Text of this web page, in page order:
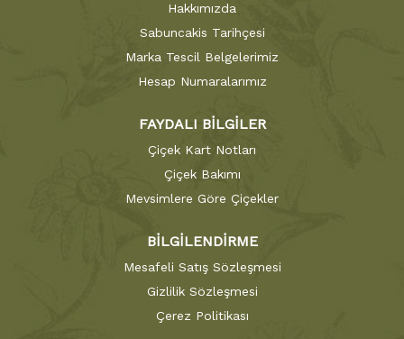
Hakkımızda
Sabuncakis Tarihçesi
Marka Tescil Belgelerimiz
Hesap Numaralarımız
FAYDALI BİLGİLER
Çiçek Kart Notları
Çiçek Bakımı
Mevsimlere Göre Çiçekler
BİLGİLENDİRME
Mesafeli Satış Sözleşmesi
Gizlilik Sözleşmesi
Çerez Politikası